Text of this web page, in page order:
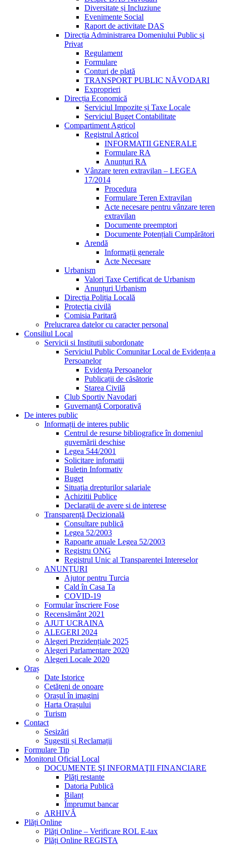
Diversitate și Incluziune
Evenimente Social
Raport de activitate DAS
Direcția Administrarea Domeniului Public și
Privat
Regulament
Formulare
Conturi de plată
TRANSPORT PUBLIC NĂVODARI
Exproprieri
Direcția Economică
Serviciul Impozite și Taxe Locale
Serviciul Buget Contabilitate
Compartiment Agricol
Registrul Agricol
INFORMATII GENERALE
Formulare RA
Anunțuri RA
Vânzare teren extravilan – LEGEA
17/2014
Procedura
Formulare Teren Extravilan
Acte necesare pentru vânzare teren
extravilan
Documente preemptori
Documente Potențiali Cumpărători
Arendă
Informații generale
Acte Necesare
Urbanism
Valori Taxe Certificat de Urbanism
Anunțuri Urbanism
Direcția Poliția Locală
Protecția civilă
Comisia Paritară
Prelucrarea datelor cu caracter personal
Consiliul Local
Servicii si Institutii subordonate
Serviciul Public Comunitar Local de Evidența a
Persoanelor
Evidența Persoanelor
Publicații de căsătorie
Starea Civilă
Club Sportiv Navodari
Guvernanță Corporativă
De interes public
Informații de interes public
Centrul de resurse bibliografice în domeniul
guvernării deschise
Legea 544/2001
Solicitare infomatii
Buletin Informativ
Buget
Situația drepturilor salariale
Achizitii Publice
Declarații de avere si de interese
Transparență Decizională
Consultare publică
Legea 52/2003
Rapoarte anuale Legea 52/2003
Registru ONG
Registrul Unic al Transparentei Intereselor
ANUNȚURI
Ajutor pentru Turcia
Cald în Casa Ta
COVID-19
Formular înscriere Fose
Recensământ 2021
AJUT UCRAINA
ALEGERI 2024
Alegeri Prezidențiale 2025
Alegeri Parlamentare 2020
Alegeri Locale 2020
Oraș
Date Istorice
Cetățeni de onoare
Orașul în imagini
Harta Orașului
Turism
Contact
Sesizări
Sugestii și Reclamații
Formulare Tip
Monitorul Oficial Local
DOCUMENTE ŞI INFORMAŢII FINANCIARE
Plăți restante
Datoria Publică
Bilanț
Împrumut bancar
ARHIVĂ
Plăți Online
Plăți Online – Verificare ROL E-tax
Plăți Online REGISTA